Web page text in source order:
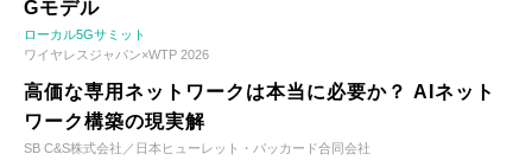
Gモデル
ローカル5Gサミット
ワイヤレスジャパン×WTP 2026
高価な専用ネットワークは本当に必要か？ AIネット
ワーク構築の現実解
SB C&S株式会社／日本ヒューレット・パッカード合同会社